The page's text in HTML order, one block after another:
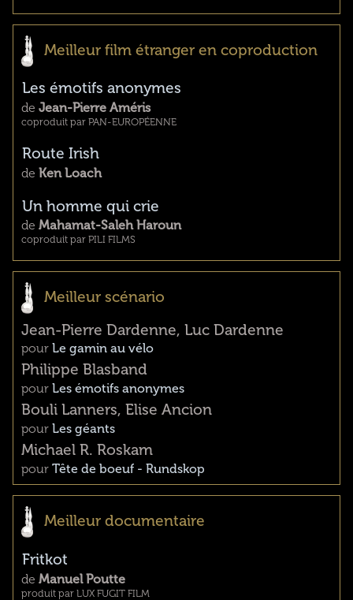
Meilleur film étranger en coproduction
Les émotifs anonymes
de Jean-Pierre Améris
coproduit par PAN-EUROPÉENNE
Route Irish
de Ken Loach
Un homme qui crie
de Mahamat-Saleh Haroun
coproduit par PILI FILMS
Meilleur scénario
Jean-Pierre Dardenne, Luc Dardenne
pour Le gamin au vélo
Philippe Blasband
pour Les émotifs anonymes
Bouli Lanners, Elise Ancion
pour Les géants
Michael R. Roskam
pour Tête de boeuf - Rundskop
Meilleur documentaire
Fritkot
de Manuel Poutte
produit par LUX FUGIT FILM